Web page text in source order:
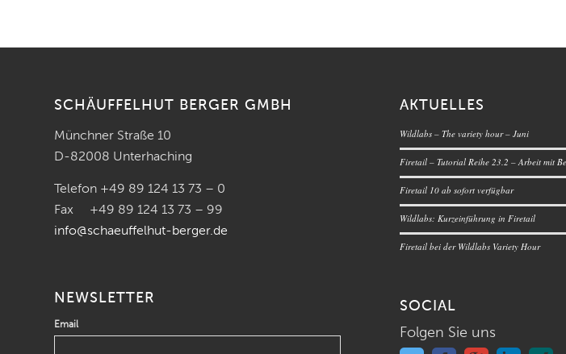
SCHÄUFFELHUT BERGER GMBH
Münchner Straße 10
D-82008 Unterhaching
Telefon +49 89 124 13 73 – 0
Fax +49 89 124 13 73 – 99
info@schaeuffelhut-berger.de
NEWSLETTER
Email
AKTUELLES
Wildlabs – The variety hour – Juni
Firetail – Tutorial Reihe 23.2 – Arbeit mit
Firetail 10 ab sofort verfügbar
Wildlabs: Kurzeinführung in Firetail
Firetail bei der Wildlabs Variety Hour
SOCIAL
Folgen Sie uns